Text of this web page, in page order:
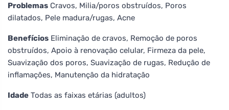
Problemas Cravos, Milia/poros obstruídos, Poros
dilatados, Pele madura/rugas, Acne
Benefícios Eliminação de cravos, Remoção de poros
obstruídos, Apoio à renovação celular, Firmeza da pele,
Suavização dos poros, Suavização de rugas, Redução de
inflamações, Manutenção da hidratação
Idade Todas as faixas etárias (adultos)